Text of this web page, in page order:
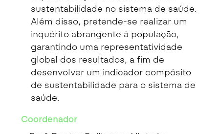
sustentabilidade no sistema de saúde.
Além disso, pretende-se realizar um
inquérito abrangente à população,
garantindo uma representatividade
global dos resultados, a fim de
desenvolver um indicador compósito
de sustentabilidade para o sistema de
saúde.
Coordenador